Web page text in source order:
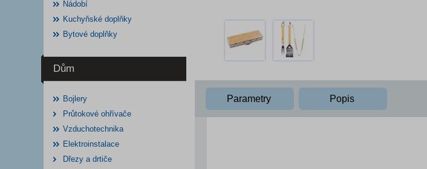
Parametry Popis
Nádobí
Kuchyňské doplňky
Bytové doplňky
Dům
Bojlery
Průtokové ohřívače
Vzduchotechnika
Elektroinstalace
Dřezy a drtiče